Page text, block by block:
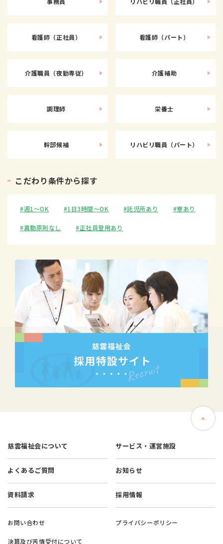
看護師（正社員） 看護師（パート）
介護職員（夜勤専従） 介護補助
調理師 栄養士
幹部候補 リハビリ職員（パート）
こ だわり条件から探す
週1〜OK 1日3時間〜OK 託児所あり 寮あり
異動原則なし 正社員登用あり
慈雲福祉会について サービス・運営施設
よくあるご質問 お知らせ
資料請求 採用情報
お問い合わせ プライバシーポリシー
決算及び苦情受付について